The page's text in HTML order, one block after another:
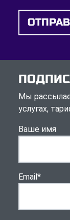
Мы
услугах,
Ваше имя
Email*